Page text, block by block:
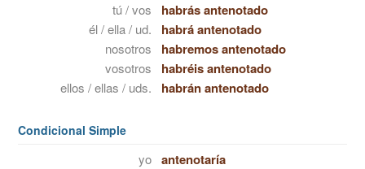
tú / vos habrás antenotado
él / ella / ud. habrá antenotado
nosotros habremos antenotado
vosotros habréis antenotado
ellos / ellas / uds. habrán antenotado
Condicional Simple
yo antenotaría